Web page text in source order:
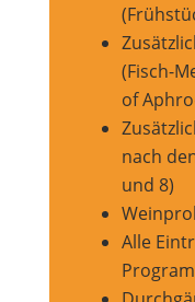
(Fisch-
of
nach
und 8)
Alle